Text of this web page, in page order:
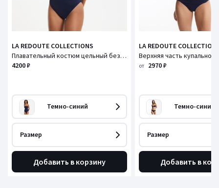
LA REDOUTE COLLECTIONS
Плавательный костюм цельный без бретелй, Essentiel / Эссентьель
4200 ₽
Темно-синий
Размер
Добавить в корзину
LA REDOUTE
от 2970 ₽
Темно-синий
Размер
Добавить в